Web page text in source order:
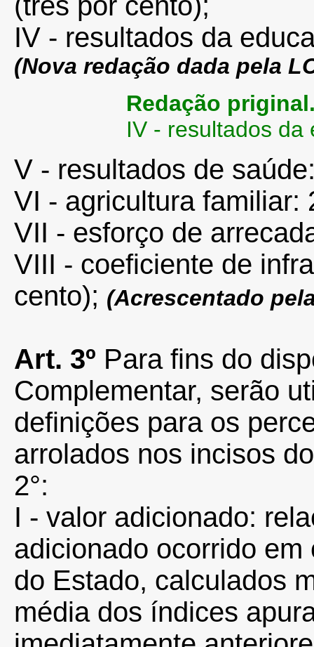
IV - resultados da
(Nova redação dada pela
Redação
IV - resultados da
V - resultados de
VI - agricultura familiar:
VII - esforço de
VIII - coeficiente de
cento); (Acrescentado
Art. 3º Para fins do
Complementar, serão
definições para os
arrolados nos incisos
2°:
I - valor adicionado:
adicionado ocorrido
do Estado, calculados
média dos índices